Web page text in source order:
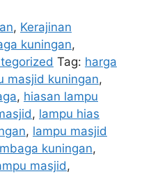
, Kerajinan
kuningan,
Tag: harga
masjid kuningan,
, hiasan lampu
, lampu hias
, lampu masjid
kuningan,
masjid,